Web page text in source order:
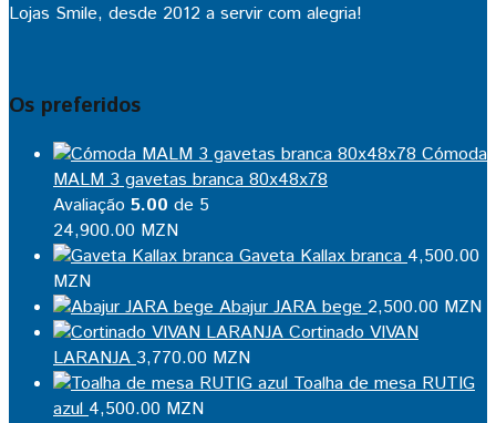
Lojas Smile, desde 2012 a servir com alegria!
Os preferidos
Cómoda
MALM 3 gavetas branca 80x48x78
Avaliação 5.00 de 5
24,900.00 MZN
Gaveta Kallax branca 4,500.00
MZN
Abajur JARA bege 2,500.00 MZN
Cortinado VIVAN
LARANJA 3,770.00 MZN
Toalha de mesa RUTIG
azul 4,500.00 MZN